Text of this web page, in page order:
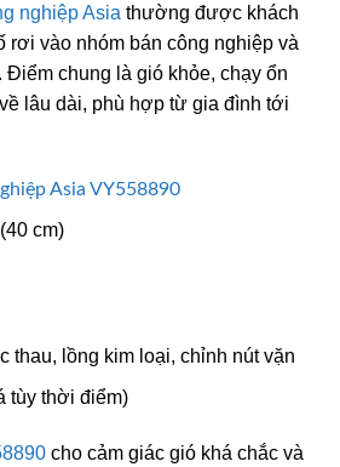
nghiệp Asia thường được khách
rơi vào nhóm bán công nghiệp và
chung là gió khỏe, chạy ổn
lâu dài, phù hợp từ gia đình tới
Asia VY558890
cm)
thau, lồng kim loại, chỉnh nút vặn
tùy thời điểm)
cho cảm giác gió khá chắc và